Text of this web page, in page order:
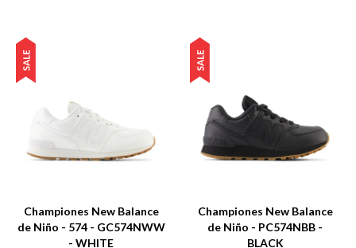
Championes New Balance
de Niño - 574 - GC574NWW
- WHITE
Championes New Balance
de Niño - PC574NBB -
BLACK